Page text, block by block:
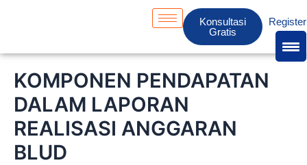
Konsultasi
Gratis
Register
KOMPONEN PENDAPATAN
DALAM LAPORAN
REALISASI ANGGARAN
BLUD
c
h